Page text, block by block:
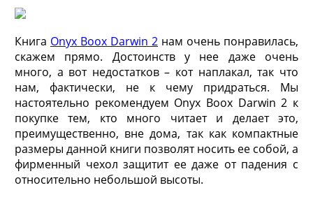
Книга Onyx Boox Darwin 2 нам очень понравилась,
скажем прямо. Достоинств у нее даже очень
много, а вот недостатков – кот наплакал, так что
нам, фактически, не к чему придраться. Мы
настоятельно рекомендуем Onyx Boox Darwin 2 к
покупке тем, кто много читает и делает это,
преимущественно, вне дома, так как компактные
размеры данной книги позволят носить ее собой, а
фирменный чехол защитит ее даже от падения с
относительно небольшой высоты.